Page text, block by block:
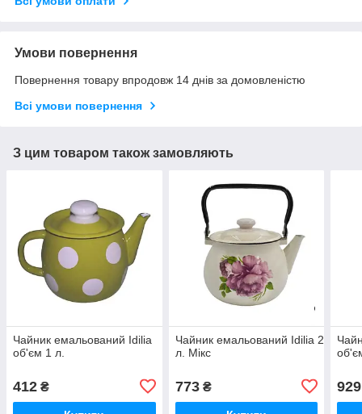
Умови повернення
Повернення товару впродовж 14 днів за домовленістю
Всі умови повернення
З цим товаром також замовляють
Чайник емальований Idilia
об'єм 1 л.
412 ₴
Чайник емальований Idilia 2.5
л. Мікс
773₴ 929